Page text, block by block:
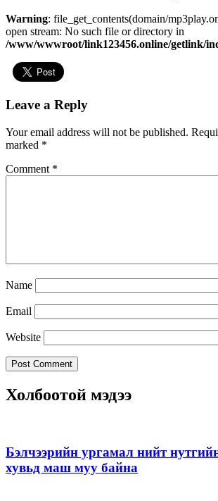
Warning: file_get_contents(domain/
open stream: No such file or directory in
/www/wwwroot/link123456.online/getlink/
Leave a Reply
Your email address will not be published.
marked *
Comment *
Name
Email
Website
Холбоотой мэдээ
Бэлчээрийн ургамал нийт
хувьд маш муу байна